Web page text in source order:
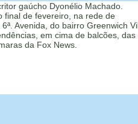
gaúcho Dyonélio Machado.
final de fevereiro, na rede de
Avenida, do bairro Greenwich
em cima de balcões, das
da Fox News.